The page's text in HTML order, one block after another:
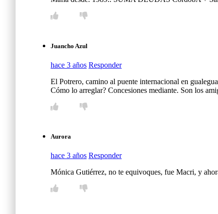
Juancho Azul
hace 3 años Responder
El Potrero, camino al puente internacional en
Cómo lo arreglar? Concesiones mediante. Son los
Aurora
hace 3 años Responder
Mónica Gutiérrez, no te equivoques, fue Macri, y